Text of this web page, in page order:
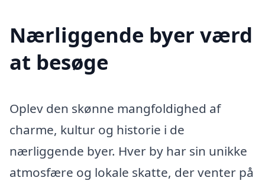
Nærliggende byer værd
at besøge
Oplev den skønne mangfoldighed af
charme, kultur og historie i de
nærliggende byer. Hver by har sin unikke
atmosfære og lokale skatte, der venter på